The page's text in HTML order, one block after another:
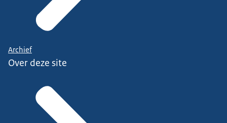
Archief
Over deze site